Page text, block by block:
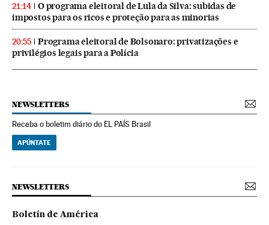
21:14
O programa eleitoral de Lula da Silva: subidas de
impostos para os ricos e proteção para as minorias
20:55
Programa eleitoral de Bolsonaro: privatizações e
privilégios legais para a Polícia
NEWSLETTERS
Receba o boletim diário do EL PAÍS Brasil
APÚNTATE
NEWSLETTERS
Boletín de América